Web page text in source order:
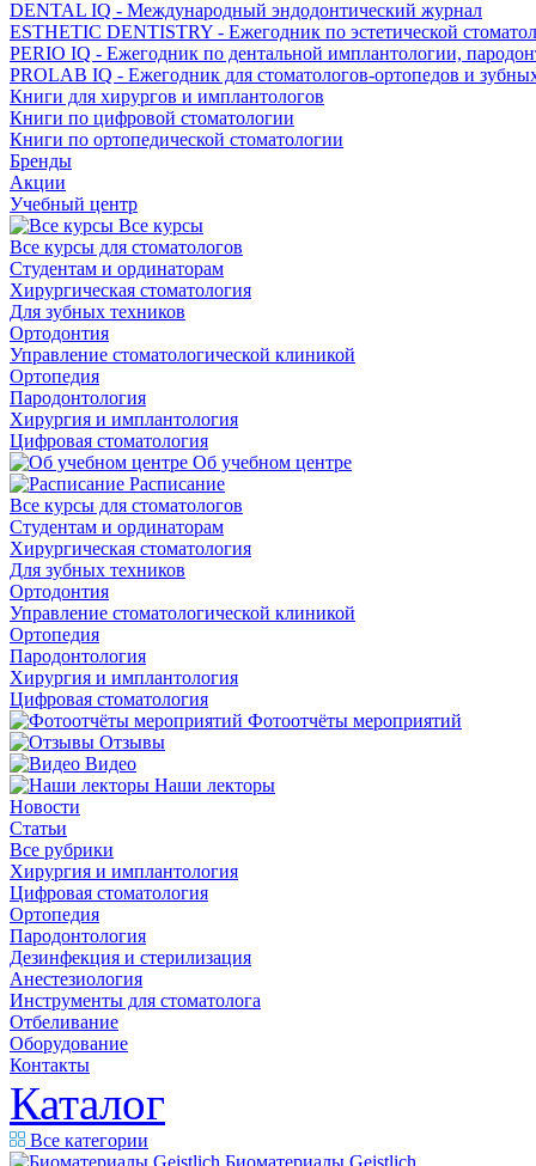
DENTAL IQ - Международный эндодонтический журнал
ESTHETIC DENTISTRY - Ежегодник по эстетической
PERIO IQ - Ежегодник по дентальной имплантологии,
PROLAB IQ - Ежегодник для стоматологов-ортопедов и
Книги для хирургов и имплантологов
Книги по цифровой стоматологии
Книги по ортопедической стоматологии
Бренды
Акции
Учебный центр
Все курсы
Все курсы для стоматологов
Студентам и ординаторам
Хирургическая стоматология
Для зубных техников
Ортодонтия
Управление стоматологической клиникой
Ортопедия
Пародонтология
Хирургия и имплантология
Цифровая стоматология
Об учебном центре
Расписание
Все курсы для стоматологов
Студентам и ординаторам
Хирургическая стоматология
Для зубных техников
Ортодонтия
Управление стоматологической клиникой
Ортопедия
Пародонтология
Хирургия и имплантология
Цифровая стоматология
Фотоотчёты мероприятий
Отзывы
Видео
Наши лекторы
Новости
Статьи
Все рубрики
Хирургия и имплантология
Цифровая стоматология
Ортопедия
Пародонтология
Дезинфекция и стерилизация
Анестезиология
Инструменты для стоматолога
Отбеливание
Оборудование
Контакты
Каталог
Все категории